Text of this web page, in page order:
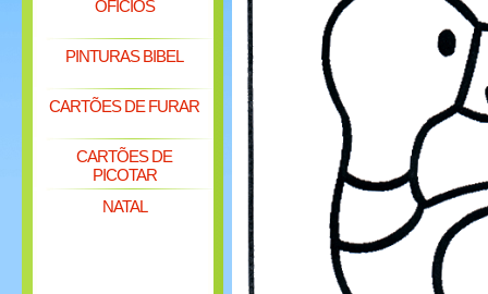
OFÍCIOS
PINTURAS BIBEL
CARTÕES DE FURAR
CARTÕES DE
PICOTAR
NATAL